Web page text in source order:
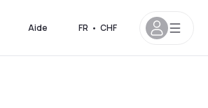
Aide FR • CHF